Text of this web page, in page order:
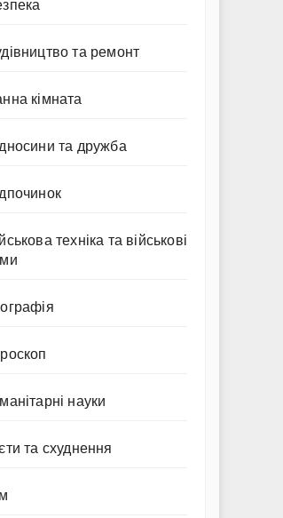
та ремонт
кімната
та дружба
техніка та військові
науки
та схуднення